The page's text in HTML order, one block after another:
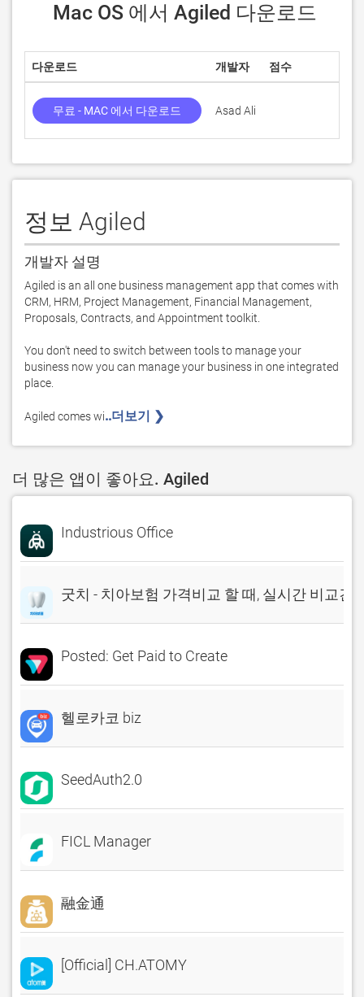
Mac OS 에서 Agiled 다운로드
다운로드 개발자 점수
무료 - MAC 에서 다운로드 Asad Ali
정보 Agiled
개발자 설명
Agiled is an all one business management app that comes with
CRM, HRM, Project Management, Financial Management,
Proposals, Contracts, and Appointment toolkit.
You don't need to switch between tools to manage your
business now you can manage your business in one integrated
place.
Agiled comes wi..더보기 ❯
더 많은 앱이 좋아요. Agiled
Industrious Office
굿치 - 치아보험 가격비교 할 때, 실시간 비교견
Posted: Get Paid to Create
헬로카코 biz
SeedAuth2.0
FICL Manager
融金通
[Official] CH.ATOMY